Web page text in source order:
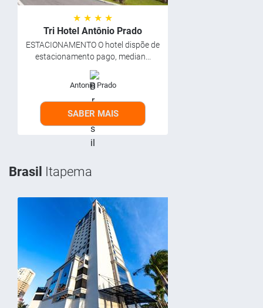
★ ★ ★ ★
Tri Hotel Antônio Prado
ESTACIONAMENTO O hotel dispõe de
estacionamento pago, median...
Antonio Prado
SABER MAIS
Brasil Itapema